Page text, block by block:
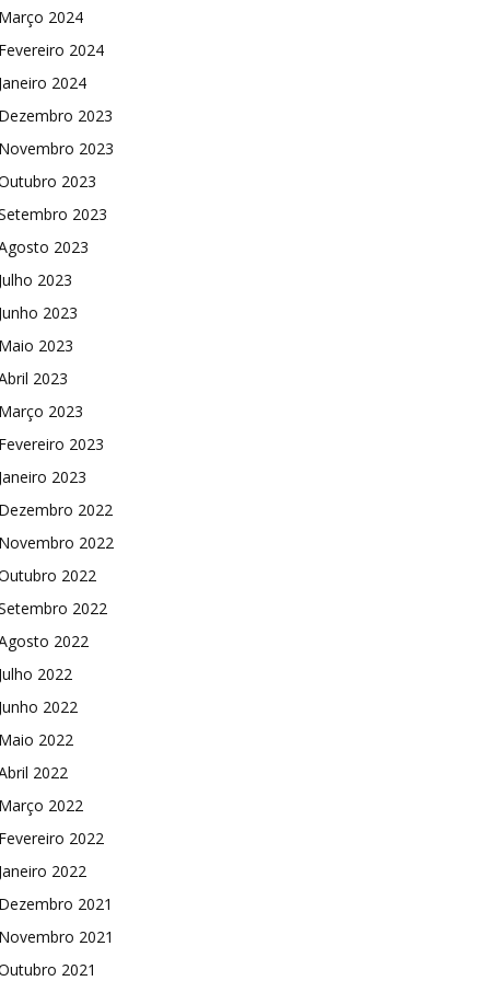
2024
2024
2024
2023
2023
2023
2023
2023
2023
2023
2023
2023
2023
2023
2023
2022
2022
2022
2022
2022
2022
2022
2022
2022
2022
2022
2022
2021
2021
2021